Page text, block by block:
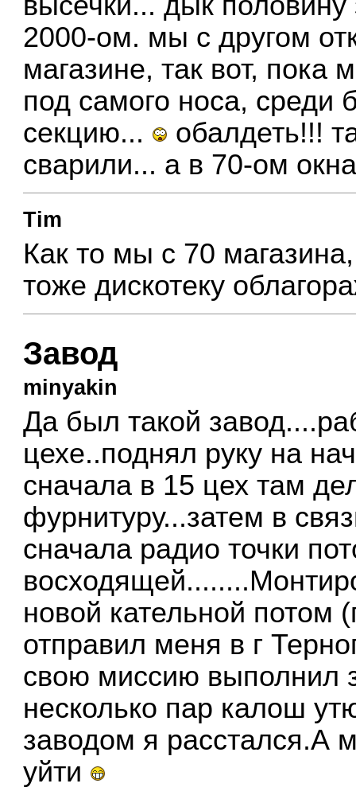
2000-ом. мы с другом
магазине, так вот,
под самого носа, среди
секцию...
обалдеть!!!
сварили... а в 70-ом
Tim
Как то мы с 70
тоже дискотеку
Завод
minyakin
Да был такой
цехе..поднял руку на
сначала в 15 цех там
фурнитуру...затем в
сначала радио точки
новой кательной
отправил меня в г
свою миссию выполнил
несколько пар калош
заводом я расстался.А
уйти